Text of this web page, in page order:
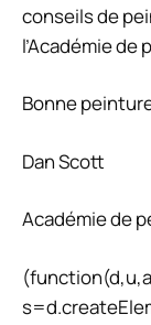
conseils de
l’Académie de
Bonne
Dan Scott
Académie de